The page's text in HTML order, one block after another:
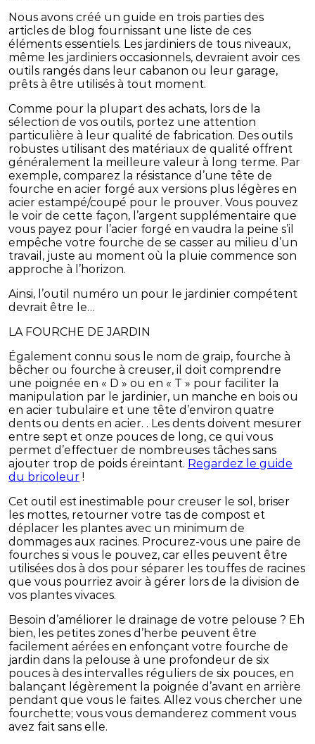
Nous avons créé un guide en trois parties des
articles de blog fournissant une liste de ces
éléments essentiels. Les jardiniers de tous niveaux,
même les jardiniers occasionnels, devraient avoir ces
outils rangés dans leur cabanon ou leur garage,
prêts à être utilisés à tout moment.
Comme pour la plupart des achats, lors de la
sélection de vos outils, portez une attention
particulière à leur qualité de fabrication. Des outils
robustes utilisant des matériaux de qualité offrent
généralement la meilleure valeur à long terme. Par
exemple, comparez la résistance d’une tête de
fourche en acier forgé aux versions plus légères en
acier estampé/coupé pour le prouver. Vous pouvez
le voir de cette façon, l’argent supplémentaire que
vous payez pour l’acier forgé en vaudra la peine s’il
empêche votre fourche de se casser au milieu d’un
travail, juste au moment où la pluie commence son
approche à l’horizon.
Ainsi, l’outil numéro un pour le jardinier compétent
devrait être le…
LA FOURCHE DE JARDIN
Également connu sous le nom de graip, fourche à
bêcher ou fourche à creuser, il doit comprendre
une poignée en « D » ou en « T » pour faciliter la
manipulation par le jardinier, un manche en bois ou
en acier tubulaire et une tête d’environ quatre
dents ou dents en acier. . Les dents doivent mesurer
entre sept et onze pouces de long, ce qui vous
permet d’effectuer de nombreuses tâches sans
ajouter trop de poids éreintant. Regardez le guide
du bricoleur !
Cet outil est inestimable pour creuser le sol, briser
les mottes, retourner votre tas de compost et
déplacer les plantes avec un minimum de
dommages aux racines. Procurez-vous une paire de
fourches si vous le pouvez, car elles peuvent être
utilisées dos à dos pour séparer les touffes de racines
que vous pourriez avoir à gérer lors de la division de
vos plantes vivaces.
Besoin d’améliorer le drainage de votre pelouse ? Eh
bien, les petites zones d’herbe peuvent être
facilement aérées en enfonçant votre fourche de
jardin dans la pelouse à une profondeur de six
pouces à des intervalles réguliers de six pouces, en
balançant légèrement la poignée d’avant en arrière
pendant que vous le faites. Allez vous chercher une
fourchette; vous vous demanderez comment vous
avez fait sans elle.